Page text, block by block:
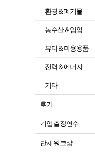
환경＆폐기물
농수산＆임업
뷰티＆미용용품
전력＆에너지
기타
후기
기업 출장연수
단체 워크샵